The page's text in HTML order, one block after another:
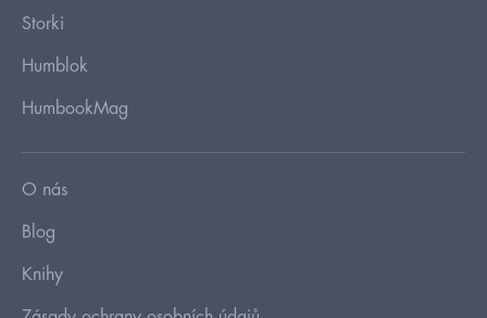
Storki
Humblok
HumbookMag
O nás
Blog
Knihy